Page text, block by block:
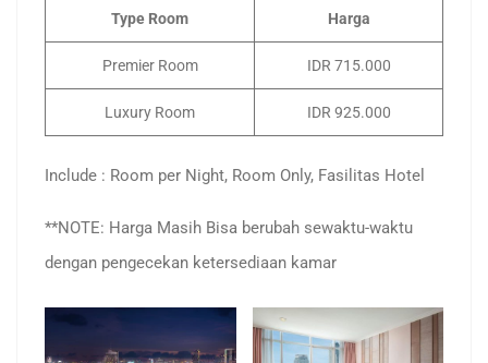
Type Room Harga
Premier Room IDR 715.000
Luxury Room IDR 925.000
Include : Room per Night, Room Only, Fasilitas Hotel
**NOTE: Harga Masih Bisa berubah sewaktu-waktu
dengan pengecekan ketersediaan kamar